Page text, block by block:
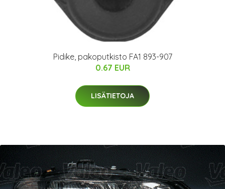
Pidike, pakoputkisto FA1 893-907
0.67 EUR
LISÄTIETOJA